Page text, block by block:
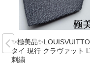
✨極美品
タイ 現行 クラヴァット
刺繍